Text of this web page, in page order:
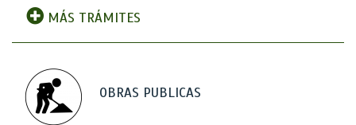
MÁS TRÁMITES
OBRAS PUBLICAS